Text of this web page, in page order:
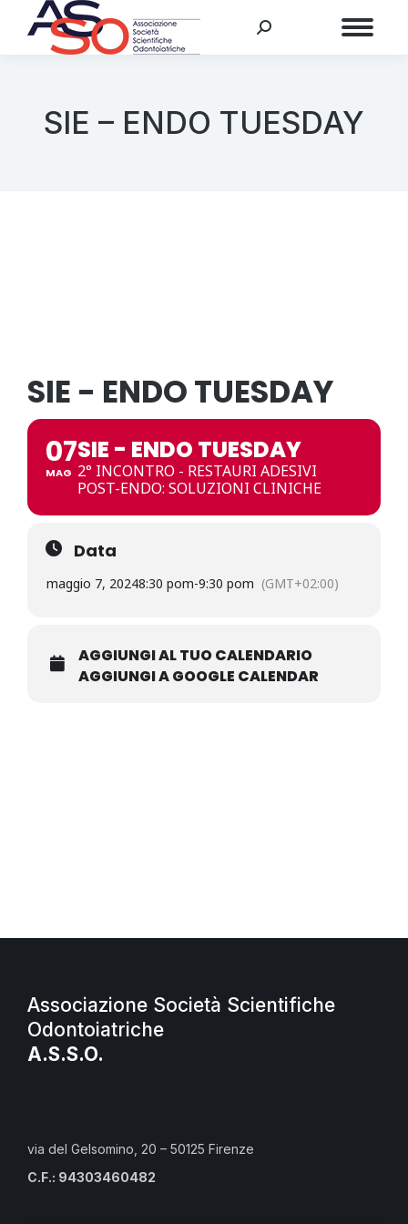
SIE – ENDO TUESDAY
SIE - ENDO TUESDAY
07
MAG
SIE - ENDO TUESDAY
2° INCONTRO - RESTAURI ADESIVI
POST-ENDO: SOLUZIONI CLINICHE
Data
maggio 7, 20248:30 pom-9:30 pom (GMT+02:00)
AGGIUNGI AL TUO CALENDARIO
AGGIUNGI A GOOGLE CALENDAR
Associazione Società Scientifiche
Odontoiatriche
A.S.S.O.
via del Gelsomino, 20 – 50125 Firenze
C.F.: 94303460482